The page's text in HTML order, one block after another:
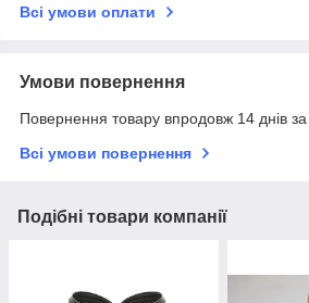
Всі умови оплати
Умови повернення
Повернення товару впродовж 14 днів
Всі умови повернення
Подібні товари компанії